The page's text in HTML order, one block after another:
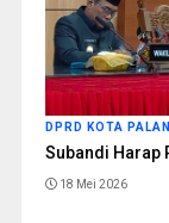
DPRD KOTA
Subandi Harap
18 Mei 2026